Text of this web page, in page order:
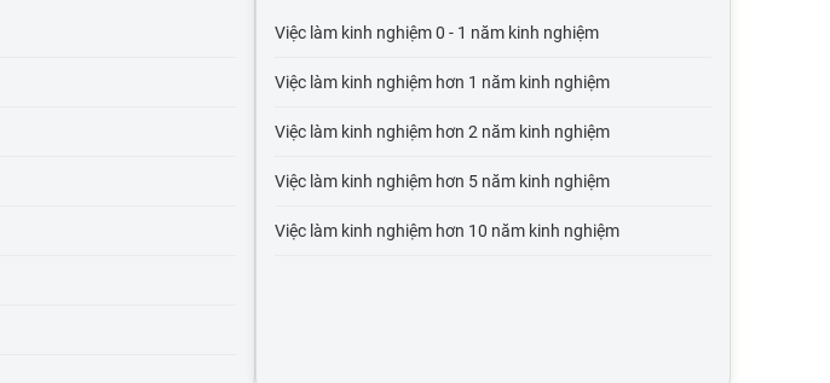
Việc làm kinh nghiệm 0 - 1 năm kinh nghiệm
Việc làm kinh nghiệm hơn 1 năm kinh nghiệm
Việc làm kinh nghiệm hơn 2 năm kinh nghiệm
Việc làm kinh nghiệm hơn 5 năm kinh nghiệm
Việc làm kinh nghiệm hơn 10 năm kinh nghiệm